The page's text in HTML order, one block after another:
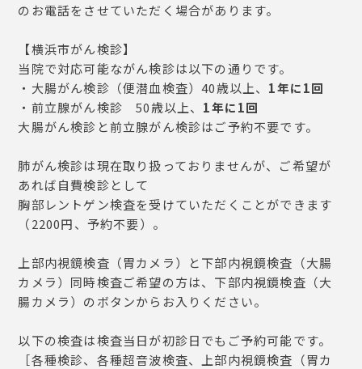
のお電話をさせていただく場合があります。
【横浜市がん検診】
当院で対応可能ながん検診は以下の通りです。
・大腸がん検診（便潜血検査）40歳以上、 1年に1回
・前立腺がん検診 50歳以上、 1年に1回
大腸がん検診と前立腺がん検診はご予約不要です。
肺がん検診は現在取り扱っておりませんが、ご希望が
あれば自費検診として
胸部レントゲン検査を受けていただくことができます
（2200円、予約不要）。
上部内視鏡検査（胃カメラ）と下部内視鏡検査（大腸
カメラ）同時検査ご希望の方は、下部内視鏡検査（大
腸カメラ）のボタンからお入りください。
以下の検査は検査当日が初診日でもご予約可能です。
［各種検診、各種超音波検査、上部内視鏡検査（胃カ